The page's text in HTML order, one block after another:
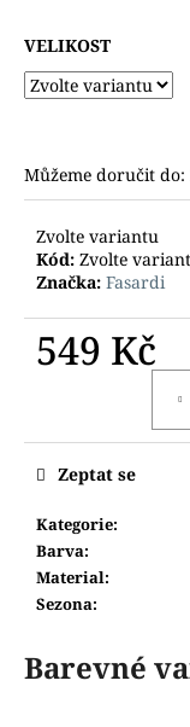
VELIKOST
Můžeme doručit do:
Zvolte variantu
Kód: Zvolte
Značka: Fasardi
549 Kč
Kategorie:
Barva:
Material:
Sezona:
Zeptat se
Barevné
e
m
e